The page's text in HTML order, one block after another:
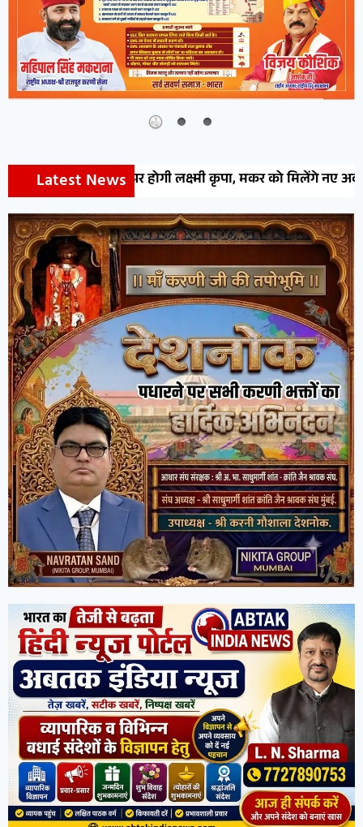
Latest News
होगी लक्ष्मी कृपा, मकर को मिलेंगे नए अवसर, वृश्चिक-कुंभ रहें